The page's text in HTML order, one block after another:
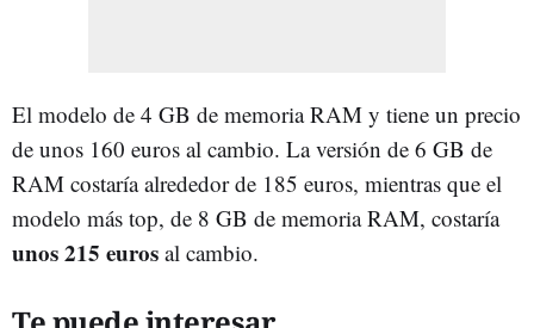
El modelo de 4 GB de memoria RAM y tiene un precio
de unos 160 euros al cambio. La versión de 6 GB de
RAM costaría alrededor de 185 euros, mientras que el
modelo más top, de 8 GB de memoria RAM, costaría
unos 215 euros al cambio.